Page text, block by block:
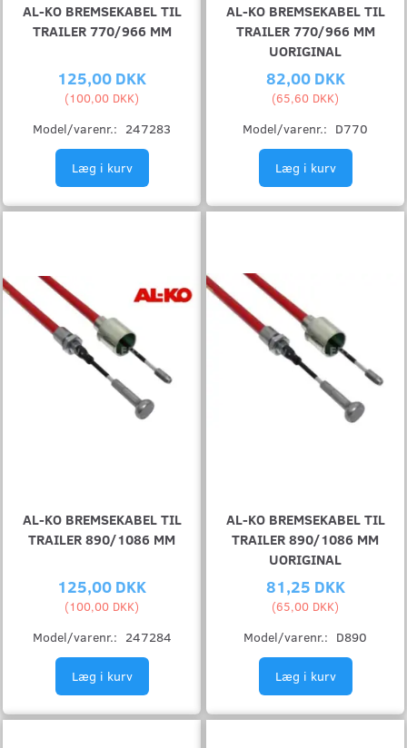
AL-KO BREMSEKABEL TIL
TRAILER 770/966 MM
125,00 DKK
(100,00 DKK)
Model/varenr.: 247283
Læg i kurv
AL-KO BREMSEKABEL TIL
TRAILER 770/966 MM
UORIGINAL
82,00 DKK
(65,60 DKK)
Model/varenr.: D770
Læg i kurv
AL-KO BREMSEKABEL TIL
TRAILER 890/1086 MM
125,00 DKK
(100,00 DKK)
Model/varenr.: 247284
Læg i kurv
AL-KO BREMSEKABEL TIL
TRAILER 890/1086 MM
UORIGINAL
81,25 DKK
(65,00 DKK)
Model/varenr.: D890
Læg i kurv